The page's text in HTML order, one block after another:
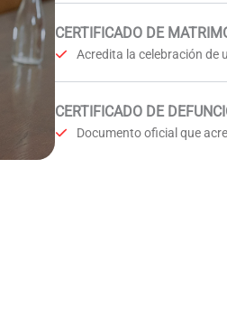
CERTIFICADO DE
Acredita la celebración de
CERTIFICADO DE
Documento oficial que